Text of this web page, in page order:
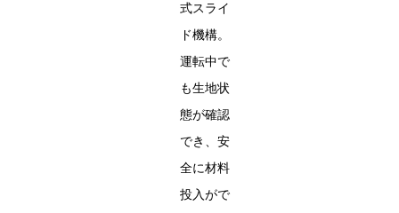
式スライ
ド機構。
運転中で
も生地状
態が確認
でき、安
全に材料
投入がで